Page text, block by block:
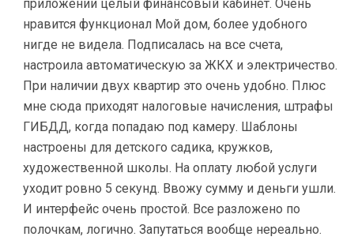
приложении целый финансовый кабинет. Очень
нравится функционал Мой дом, более удобного
нигде не видела. Подписалась на все счета,
настроила автоматическую за ЖКХ и электричество.
При наличии двух квартир это очень удобно. Плюс
мне сюда приходят налоговые начисления, штрафы
ГИБДД, когда попадаю под камеру. Шаблоны
настроены для детского садика, кружков,
художественной школы. На оплату любой услуги
уходит ровно 5 секунд. Ввожу сумму и деньги ушли.
И интерфейс очень простой. Все разложено по
полочкам, логично. Запутаться вообще нереально.